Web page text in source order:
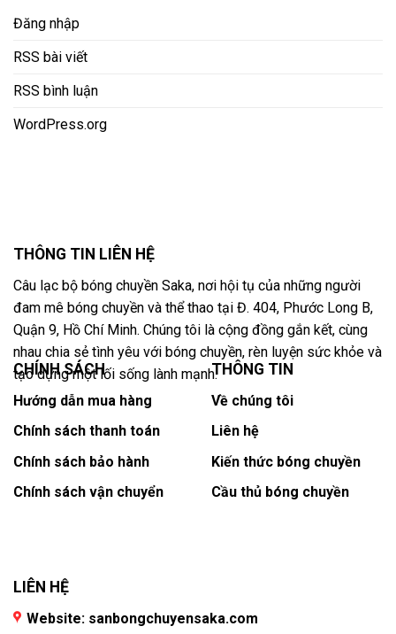
Đăng nhập
RSS bài viết
RSS bình luận
WordPress.org
THÔNG TIN LIÊN HỆ
Câu lạc bộ bóng chuyền Saka, nơi hội tụ của những người
đam mê bóng chuyền và thể thao tại Đ. 404, Phước Long B,
Quận 9, Hồ Chí Minh. Chúng tôi là cộng đồng gắn kết, cùng
nhau chia sẻ tình yêu với bóng chuyền, rèn luyện sức khỏe và
tạo dựng một lối sống lành mạnh.
CHÍNH SÁCH
Hướng dẫn mua hàng
Chính sách thanh toán
Chính sách bảo hành
Chính sách vận chuyển
THÔNG TIN
Về chúng tôi
Liên hệ
Kiến thức bóng chuyền
Cầu thủ bóng chuyền
LIÊN HỆ
Website: sanbongchuyensaka.com